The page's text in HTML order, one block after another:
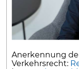
Anerkennung
Verkehrsrecht: